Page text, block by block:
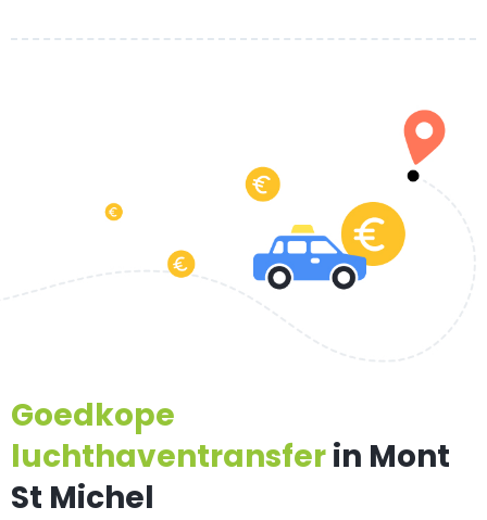
Goedkope
luchthaventransferin Mont
St Michel